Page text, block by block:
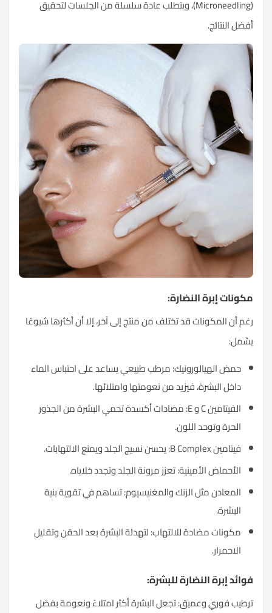
(Microneedling)، ويتطلب عادة سلسلة من الجلسات لتحقيق
أفضل النتائج.
مكونات إبرة النضارة:
رغم أن المكونات قد تختلف من منتج إلى آخر، إلا أن أكثرها شيوعًا
يشمل:
حمض الهيالورونيك: مرطب طبيعي يساعد على احتباس الماء
داخل البشرة، فيزيد من نعومتها وامتلائها.
الفيتامين C و E: مضادات أكسدة تحمي البشرة من الجذور
الحرة وتوحد اللون.
فيتامين B Complex: يحسن نسيج الجلد ويمنع الالتهابات.
الأحماض الأمينية: تعزز مرونة الجلد وتجدد خلاياه.
المعادن مثل الزنك والمغنيسيوم: تساهم في تقوية بنية
البشرة.
مكونات مضادة للالتهاب: لتهدئة البشرة بعد الحقن وتقليل
الاحمرار.
فوائد إبرة النضارة للبشرة:
ترطيب فوري وعميق: تجعل البشرة أكثر امتلاءً ونعومة بفضل